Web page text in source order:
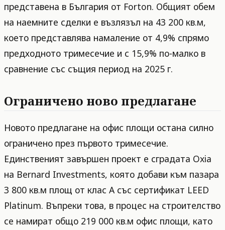
представена в България от Forton. Общият обем
на наемните сделки е възлязъл на 43 200 кв.м,
което представлява намаление от 4,9% спрямо
предходното тримесечие и с 15,9% по-малко в
сравнение със същия период на 2025 г.
Ограничено ново предлагане
Новото предлагане на офис площи остана силно
ограничено през първото тримесечие.
Единственият завършен проект е сградата Oxia
на Bernard Investments, която добави към пазара
3 800 кв.м площ от клас А със сертификат LEED
Platinum. Въпреки това, в процес на строителство
се намират общо 219 000 кв.м офис площи, като